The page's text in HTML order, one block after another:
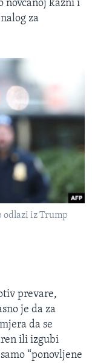
novčanoj kazni i
za
iz Trump
prevare,
je da za
da se
ili izgubi
“ponovljene